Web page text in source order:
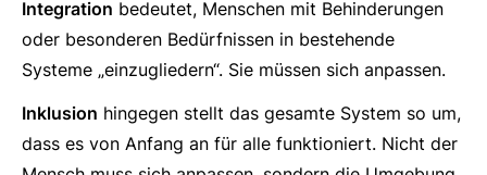
Integration bedeutet, Menschen mit Behinderungen
oder besonderen Bedürfnissen in bestehende
Systeme „einzugliedern“. Sie müssen sich anpassen.
Inklusion hingegen stellt das gesamte System so um,
dass es von Anfang an für alle funktioniert. Nicht der